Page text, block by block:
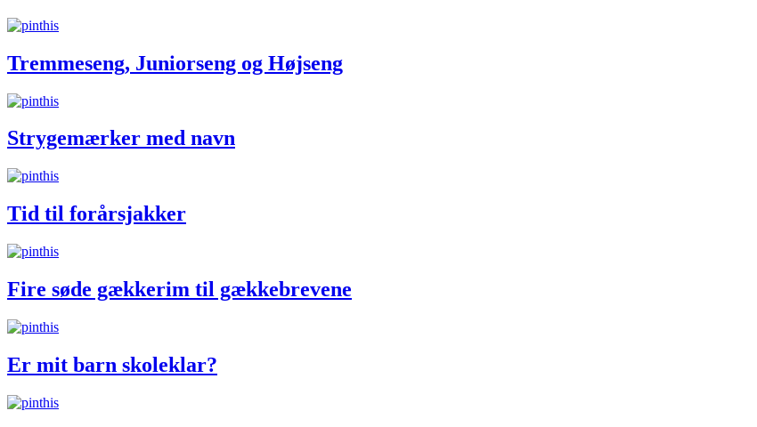
Tremmeseng, Juniorseng og Højseng
Strygemærker med navn
Tid til forårsjakker
Fire søde gækkerim til gækkebrevene
Er mit barn skoleklar?